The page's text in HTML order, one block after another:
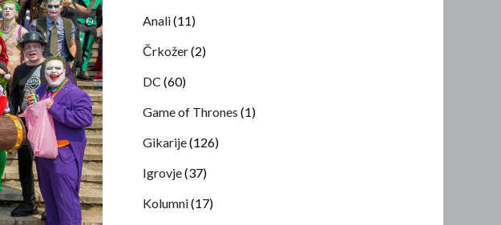
Anali(11)
Črkožer(2)
DC (60)
Game of Thrones (1)
Gikarije(126)
Igrovje(37)
Kolumni(17)